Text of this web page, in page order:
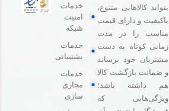
بتواند کالاهایی متنوع،
باکیفیت و دارای قیمت
مناسب را در مدت
زمانی کوتاه به دست
مشتریان خود برساند
و ضمانت بازگشت کالا
هم داشته باشد؛
ویژگی‌هایی که
خدمات
امنیت
شبکه
خدمات
پشتیبانی
خدمات
مجازی
سازی